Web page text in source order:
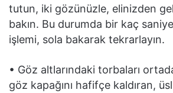
tutun, iki gözünüzle, elinizden
bakın. Bu durumda bir kaç
işlemi, sola bakarak tekrarlayın.
• Göz altlarındaki torbaları
göz kapağını hafifçe kaldıran,